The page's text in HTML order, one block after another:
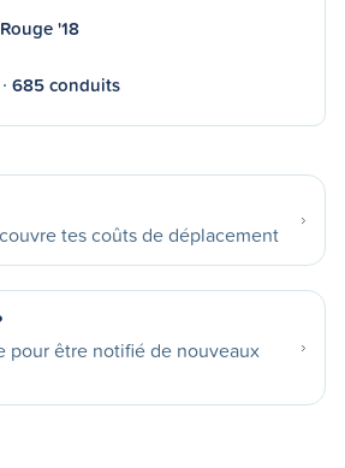
'18
685 conduits
tes coûts de déplacement
pour être notifié de nouveaux